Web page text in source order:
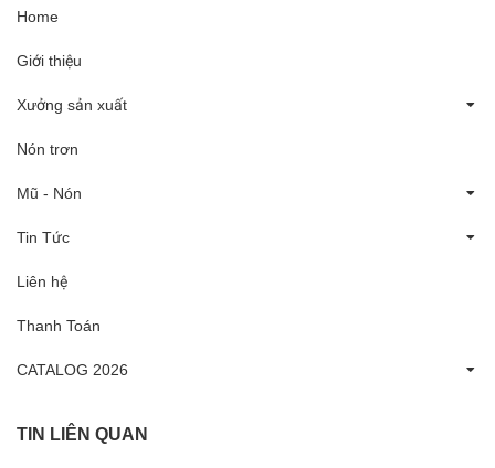
Home
Giới thiệu
Xưởng sản xuất
Nón trơn
Mũ - Nón
Tin Tức
Liên hệ
Thanh Toán
CATALOG 2026
TIN LIÊN QUAN